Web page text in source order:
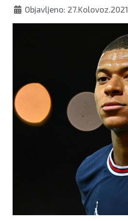
Objavljeno: 27.Kolovoz.2021.